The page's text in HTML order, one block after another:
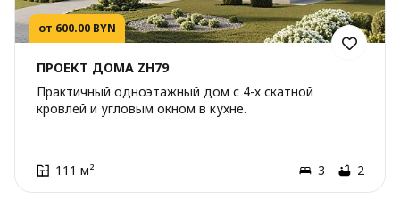
от 600.00 BYN
ПРОЕКТ ДОМА ZH79
Практичный одноэтажный дом с 4-х скатной
кровлей и угловым окном в кухне.
111 м² 3 2